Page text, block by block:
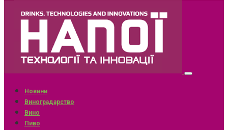
Новини
Виноградарство
Вино
Пиво